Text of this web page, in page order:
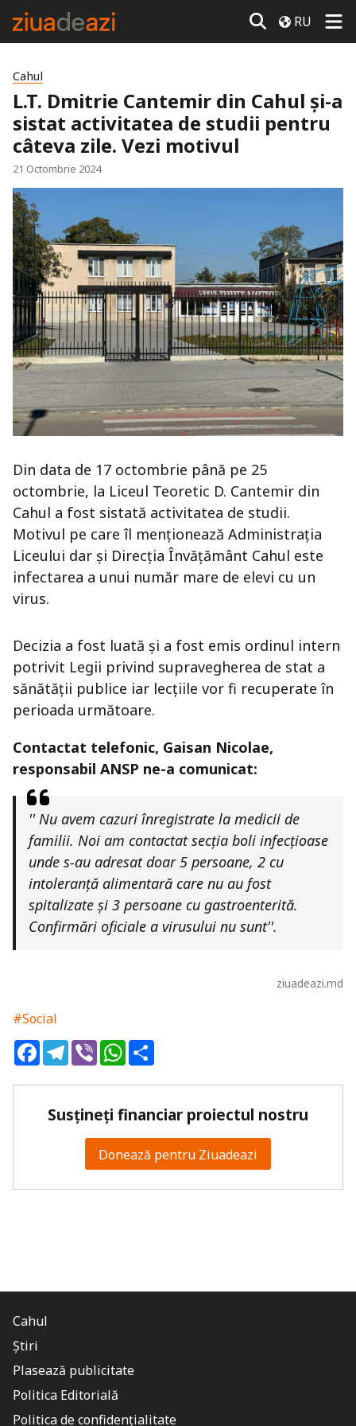
RU
Cahul
L.T. Dmitrie Cantemir din Cahul și-a
sistat activitatea de studii pentru
câteva zile. Vezi motivul
21 Octombrie 2024
Din data de 17 octombrie până pe 25
octombrie, la Liceul Teoretic D. Cantemir din
Cahul a fost sistată activitatea de studii.
Motivul pe care îl menționează Administrația
Liceului dar și Direcția Învățământ Cahul este
infectarea a unui număr mare de elevi cu un
virus.
Decizia a fost luată și a fost emis ordinul intern
potrivit Legii privind supravegherea de stat a
sănătății publice iar lecțiile vor fi recuperate în
perioada următoare.
Contactat telefonic, Gaisan Nicolae,
responsabil ANSP ne-a comunicat:
'' Nu avem cazuri înregistrate la medicii de
familii. Noi am contactat secția boli infecțioase
unde s-au adresat doar 5 persoane, 2 cu
intoleranță alimentară care nu au fost
spitalizate și 3 persoane cu gastroenterită.
Confirmări oficiale a virusului nu sunt''.
ziuadeazi.md
#Social
FacebookTelegram
ViberWhatsApp
Susțineți financiar proiectul nostru
Donează pentru Ziuadeazi
Cahul
Știri
Plasează publicitate
Politica Editorială
Politica de confidențialitate